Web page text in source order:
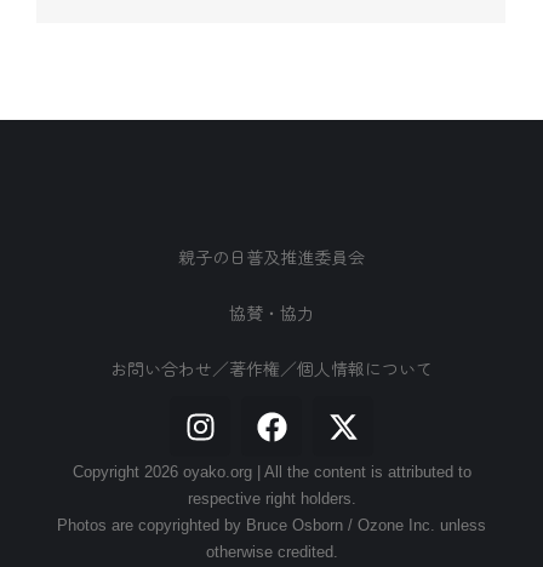
親子の日普及推進委員会
協賛・協力
お問い合わせ／著作権／個人情報について
Copyright 2026 oyako.org | All the content is attributed to
respective right holders.
Photos are copyrighted by Bruce Osborn / Ozone Inc. unless
otherwise credited.